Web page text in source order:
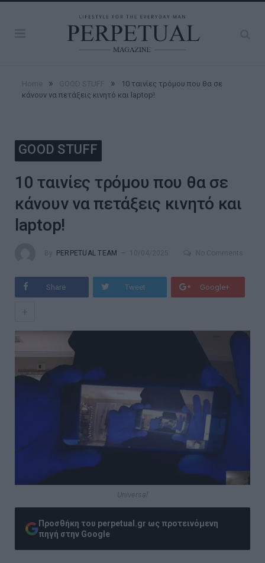
» »
10 ταινίες τρόμου που θα σε
κάνουν να πετάξεις κινητό και laptop!
GOOD STUFF
10 ταινίες τρόμου που θα σε
κάνουν να πετάξεις κινητό και
laptop!
PERPETUAL TEAM
Share Tweet Google+
Universal
Προσθήκη του perpetual.gr ως προτεινόμενη
πηγή στην Google